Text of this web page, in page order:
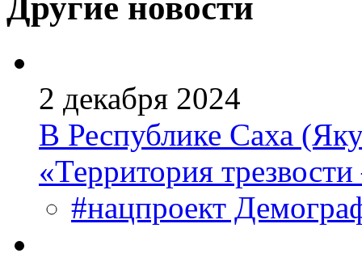
Другие новости
2 декабря 2024
В Республике Саха
«Территория
#нацпроект